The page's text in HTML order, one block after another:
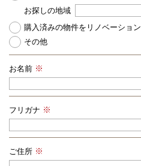
お探しの地域
購入済みの物件をリノベーショ
その他
お名前
フリガナ
ご住所